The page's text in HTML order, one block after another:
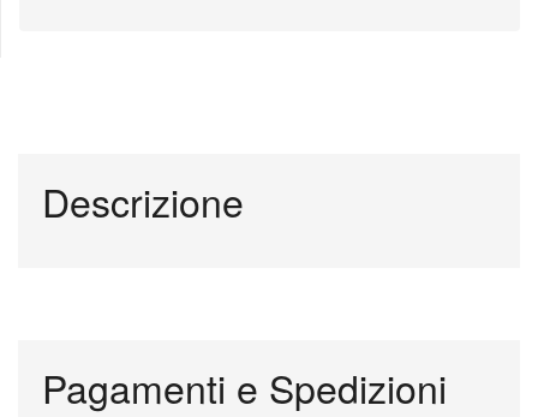
Descrizione
Pagamenti e Spedizioni